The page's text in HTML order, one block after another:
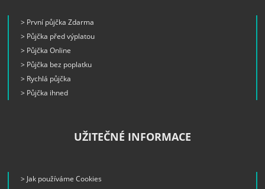
> První půjčka Zdarma
> Půjčka před výplatou
> Půjčka Online
> Půjčka bez poplatku
> Rychlá půjčka
> Půjčka ihned
UŽITEČNÉ INFORMACE
> Jak používáme Cookies